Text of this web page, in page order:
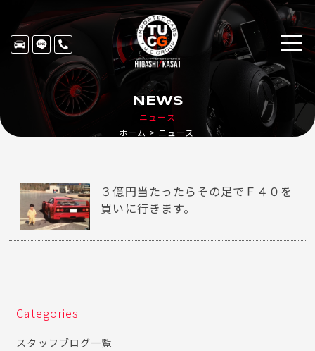
ニュース
NEWS
ホーム ニュース
３億円当たったらその足でＦ４０を
買いに行きます。
Categories
スタッフブログ一覧